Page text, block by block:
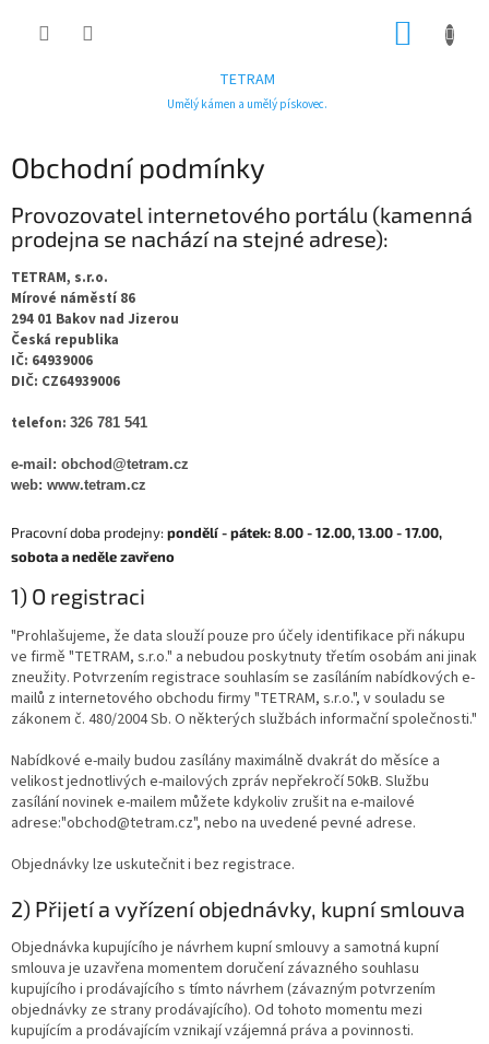
TETRAM
Umělý kámen a umělý pískovec.
Obchodní podmínky
Provozovatel internetového portálu (kamenná
prodejna se nachází na stejné adrese):
TETRAM, s.r.o.
Mírové náměstí 86
294 01 Bakov nad Jizerou
Česká republika
IČ: 64939006
DIČ: CZ64939006
telefon: 326 781 541
e-mail: obchod@tetram.cz
web: www.tetram.cz
Pracovní doba prodejny: pondělí - pátek: 8.00 - 12.00, 13.00 - 17.00,
sobota a neděle zavřeno
1) O registraci
"Prohlašujeme, že data slouží pouze pro účely identifikace při nákupu
ve firmě "TETRAM, s.r.o." a nebudou poskytnuty třetím osobám ani jinak
zneužity. Potvrzením registrace souhlasím se zasíláním nabídkových e-
mailů z internetového obchodu firmy "TETRAM, s.r.o.", v souladu se
zákonem č. 480/2004 Sb. O některých službách informační společnosti."
Nabídkové e-maily budou zasílány maximálně dvakrát do měsíce a
velikost jednotlivých e-mailových zpráv nepřekročí 50kB. Službu
zasílání novinek e-mailem můžete kdykoliv zrušit na e-mailové
adrese:"obchod@tetram.cz", nebo na uvedené pevné adrese.
Objednávky lze uskutečnit i bez registrace.
2) Přijetí a vyřízení objednávky, kupní smlouva
Objednávka kupujícího je návrhem kupní smlouvy a samotná kupní
smlouva je uzavřena momentem doručení závazného souhlasu
kupujícího i prodávajícího s tímto návrhem (závazným potvrzením
objednávky ze strany prodávajícího). Od tohoto momentu mezi
kupujícím a prodávajícím vznikají vzájemná práva a povinnosti.